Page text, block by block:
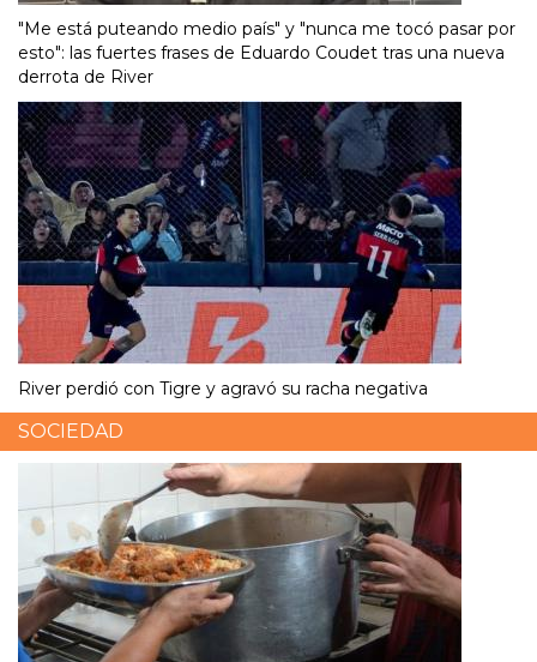
"Me está puteando medio país" y "nunca me tocó pasar por
esto": las fuertes frases de Eduardo Coudet tras una nueva
derrota de River
River perdió con Tigre y agravó su racha negativa
SOCIEDAD